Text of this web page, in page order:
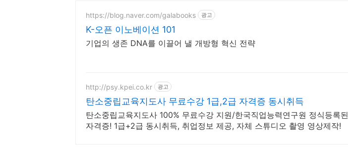
https://blog.naver.com/galabooks 광고
K-오픈 이노베이션 101
기업의 생존 DNA를 이끌어 낼 개방형 혁신 전략
http://psy.kpei.co.kr 광고
탄소중립교육지도사 무료수강 1급,2급 자격증 동시취득
탄소중립교육지도사 100% 무료수강 지원/한국직업능력연구원 정식등록된
자격증! 1급+2급 동시취득, 취업정보 제공, 자체 스튜디오 촬영 영상제작!